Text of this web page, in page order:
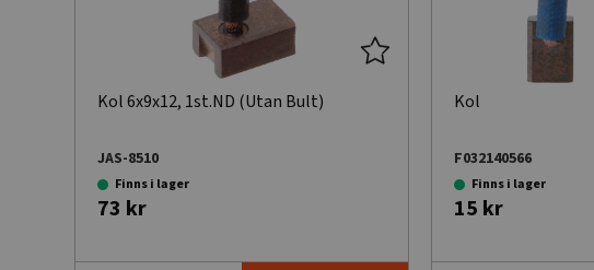
Kol 6x9x12, 1st.ND (Utan Bult)
JAS-8510
Finns i lager
73 kr
Kol
F032140566
Finns i lager
15 kr